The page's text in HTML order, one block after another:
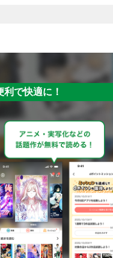
で快適に！